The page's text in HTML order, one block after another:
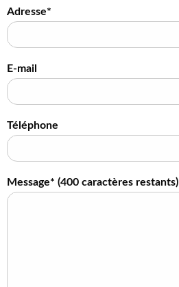
Adresse*
E-mail
Téléphone
Message* (400 caractères restants)